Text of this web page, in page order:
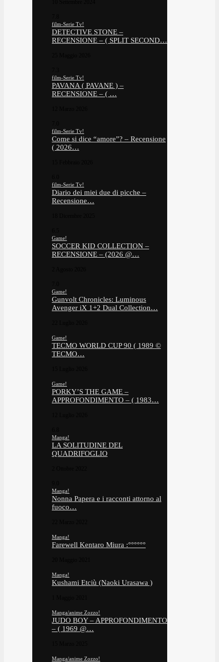
film-Serie Tv!
DETECTIVE STONE –
RECENSIONE – ( SPLIT SECOND…
film-Serie Tv!
PAVANA ( PAVANE ) –
RECENSIONE – ( …
film-Serie Tv!
Come si dice “amore”? – Recensione
( 2026…
film-Serie Tv!
Diario dei miei due di picche –
Recensione…
Game!
SOCCER KID COLLECTION –
RECENSIONE – (2026 @…
Game!
Gunvolt Chronicles: Luminous
Avenger iX 1+2 Dual Collection…
Game!
TECMO WORLD CUP 90 ( 1989 ©
TECMO…
Game!
PORKY’S THE GAME –
APPROFONDIMENTO – ( 1983…
Manga!
LA SOLITUDINE DEL
QUADRIFOGLIO
Manga!
Nonna Papera e i racconti attorno al
fuoco…
Manga!
Farewell Kentaro Miura :°°°°°°
Manga!
Kushami Etciù (Naoki Urasawa )
Manga/anime Zozzo!
JUDO BOY – APPROFONDIMENTO
– ( 1969 @…
Manga/anime Zozzo!